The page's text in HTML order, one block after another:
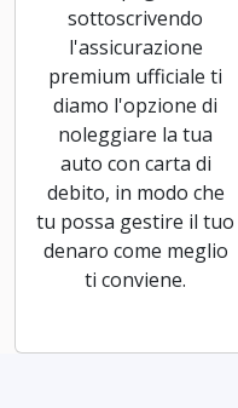
sottoscrivendo
l'assicurazione
premium ufficiale ti
diamo l'opzione di
noleggiare la tua
auto con carta di
debito, in modo che
tu possa gestire il tuo
denaro come meglio
ti conviene.